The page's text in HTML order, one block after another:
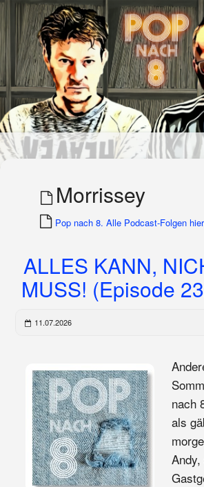
Morrissey
Pop nach 8. Alle Podcast-Folgen
ALLES KANN,
MUSS! (Episode
11.07.2026
nach
als